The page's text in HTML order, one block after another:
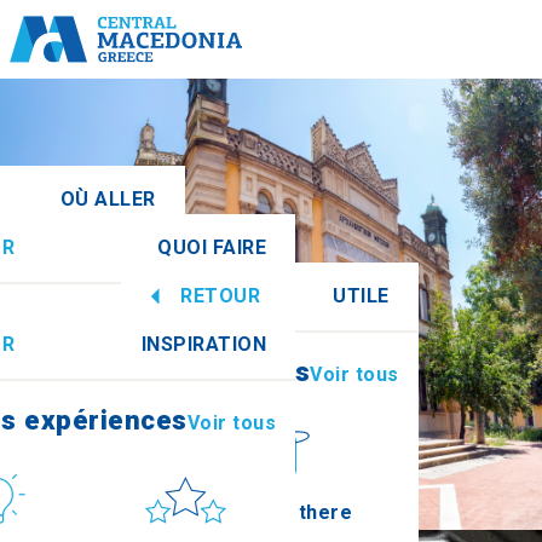
OÙ ALLER
Imathia
QUOI FAIRE
RETOUR UTILE
InformationsVoir tous
How to get there
INSPIRATION
expériencesVoir tous